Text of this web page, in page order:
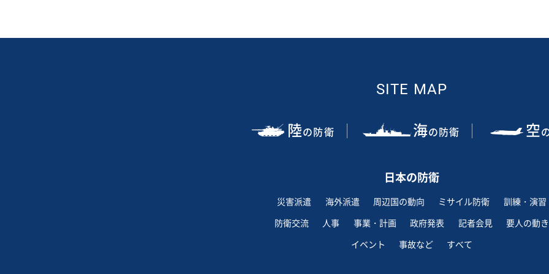
SITE MAP
陸の防衛 海の防衛 空
日本の防衛
災害派遣 海外派遣 周辺国の動向 ミサイル防衛
訓練・演習
防衛交流
人事 事業・計画 政府発表 記者会見
要人の動き
イベント
事故など すべて